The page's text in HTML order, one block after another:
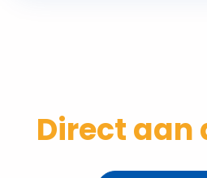
Direct aan